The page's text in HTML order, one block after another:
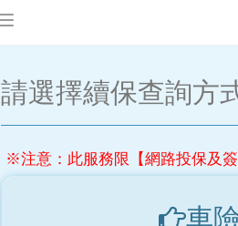
請選擇續保查詢方
※注意：此服務限【網路投保及
車